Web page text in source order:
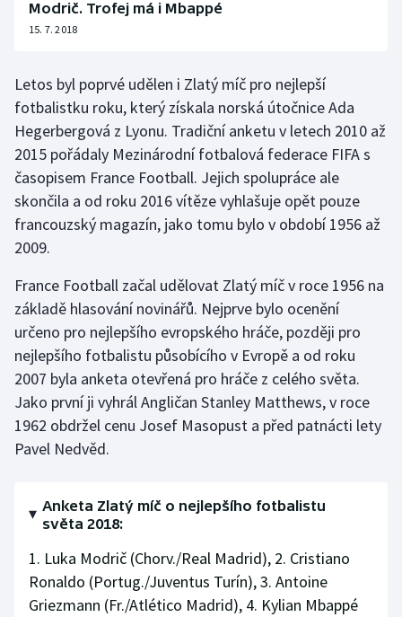
Modrič. Trofej má i Mbappé
15. 7. 2018
Letos byl poprvé udělen i Zlatý míč pro nejlepší
fotbalistku roku, který získala norská útočnice Ada
Hegerbergová z Lyonu. Tradiční anketu v letech 2010 až
2015 pořádaly Mezinárodní fotbalová federace FIFA s
časopisem France Football. Jejich spolupráce ale
skončila a od roku 2016 vítěze vyhlašuje opět pouze
francouzský magazín, jako tomu bylo v období 1956 až
2009.
France Football začal udělovat Zlatý míč v roce 1956 na
základě hlasování novinářů. Nejprve bylo ocenění
určeno pro nejlepšího evropského hráče, později pro
nejlepšího fotbalistu působícího v Evropě a od roku
2007 byla anketa otevřená pro hráče z celého světa.
Jako první ji vyhrál Angličan Stanley Matthews, v roce
1962 obdržel cenu Josef Masopust a před patnácti lety
Pavel Nedvěd.
Anketa Zlatý míč o nejlepšího fotbalistu
světa 2018:
1. Luka Modrič (Chorv./Real Madrid), 2. Cristiano
Ronaldo (Portug./Juventus Turín), 3. Antoine
Griezmann (Fr./Atlético Madrid), 4. Kylian Mbappé